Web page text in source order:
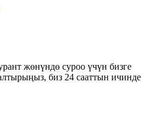
жөнүндө суроо үчүн бизге
биз 24 сааттын ичинде